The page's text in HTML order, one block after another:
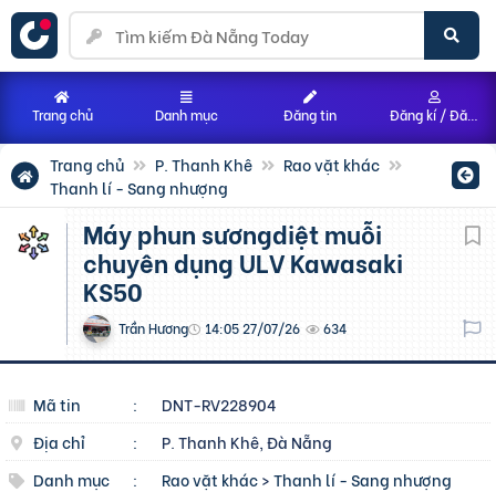
Trang chủ P. Thanh Khê
Rao vặt khác
Thanh lí - Sang nhượng
Máy phun sươngdiệt muỗi
chuyên dụng ULV Kawasaki
KS50
Trần Hương 14:05 27/07/26 634
Mã tin :
DNT-RV228904
Địa chỉ
:
P. Thanh Khê, Đà Nẵng
Danh mục
: Rao vặt khác>Thanh lí - Sang nhượng
Trang chủ Danh mục Đăng tin